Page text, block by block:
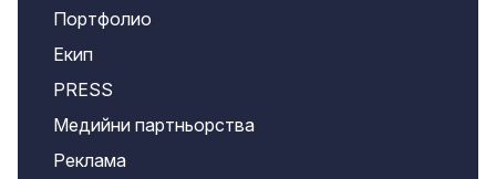
Портфолио
Екип
PRESS
Медийни партньорства
Реклама